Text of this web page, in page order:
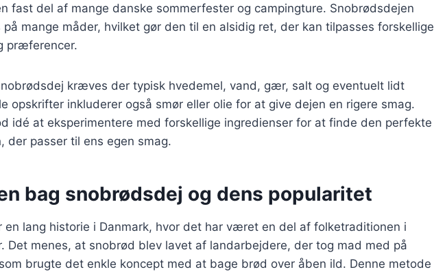
fast del af mange danske sommerfester og campingture. Snobrødsdejen
på mange måder, hvilket gør den til en alsidig ret, der kan tilpasses forskellige
præferencer.
kræves der typisk hvedemel, vand, gær, salt og eventuelt lidt
opskrifter inkluderer også smør eller olie for at give dejen en rigere smag.
idé at eksperimentere med forskellige ingredienser for at finde den perfekte
der passer til ens egen smag.
bag snobrødsdej og dens popularitet
en lang historie i Danmark, hvor det har været en del af folketraditionen i
Det menes, at snobrød blev lavet af landarbejdere, der tog mad med på
brugte det enkle koncept med at bage brød over åben ild. Denne metode